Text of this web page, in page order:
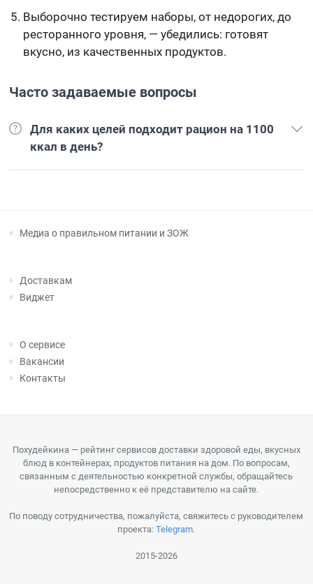
Выборочно тестируем наборы, от недорогих, до
ресторанного уровня, — убедились: готовят
вкусно, из качественных продуктов.
Часто задаваемые вопросы
Для каких целей подходит рацион на 1100
ккал в день?
Медиа о правильном питании и ЗОЖ
Доставкам
Виджет
О сервисе
Вакансии
Контакты
Похудейкина — рейтинг сервисов доставки здоровой еды, вкусных
блюд в контейнерах, продуктов питания на дом. По вопросам,
связанным с деятельностью конкретной службы, обращайтесь
непосредственно к её представителю на сайте.
По поводу сотрудничества, пожалуйста, свяжитесь с руководителем
проекта:Telegram.
2015-2026